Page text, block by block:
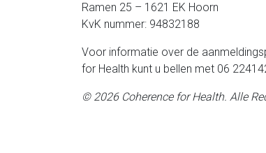
Ramen 25 – 1621 EK Hoorn
KvK nummer: 94832188
Voor informatie over de
for Health kunt u bellen met 06
© 2026 Coherence for Health. Alle